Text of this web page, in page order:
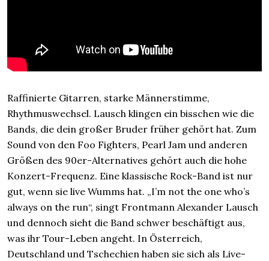
Raffinierte Gitarren, starke Männerstimme,
Rhythmuswechsel. Lausch klingen ein bisschen wie die
Bands, die dein großer Bruder früher gehört hat. Zum
Sound von den Foo Fighters, Pearl Jam und anderen
Größen des 90er-Alternatives gehört auch die hohe
Konzert-Frequenz. Eine klassische Rock-Band ist nur
gut, wenn sie live Wumms hat. „I’m not the one who’s
always on the run“, singt Frontmann Alexander Lausch
und dennoch sieht die Band schwer beschäftigt aus,
was ihr Tour-Leben angeht. In Österreich,
Deutschland und Tschechien haben sie sich als Live-